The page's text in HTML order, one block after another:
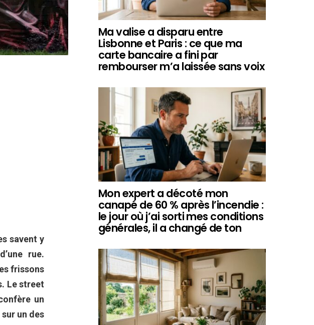
savent y
rue.
frissons
Le street
un
un des
Ma valise a disparu entre
Lisbonne et Paris : ce que ma
carte bancaire a fini par
rembourser m’a laissée sans voix
Mon expert a décoté mon
canapé de 60 % après l’incendie :
le jour où j’ai sorti mes conditions
générales, il a changé de ton